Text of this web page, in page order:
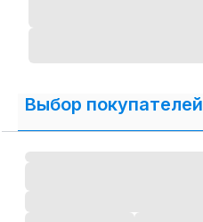
Выбор покупателей